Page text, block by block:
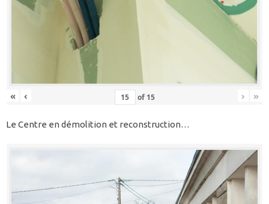
« ‹ of 15 › »
Le Centre en démolition et reconstruction…